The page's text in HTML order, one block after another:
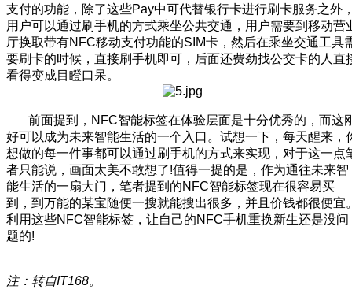
支付的功能，除了这些Pay中可代替银行卡进行刷卡服务之外
用户可以通过刷手机的方式乘坐公共交通，用户需要到移动营
厅换取带有NFC移动支付功能的SIM卡，然后在乘坐交通工具
要刷卡的时候，直接刷手机即可，后面还费劲找公交卡的人直
看得变成目瞪口呆。
前面提到，NFC智能标签在体验层面是十分优秀的，而这
好可以成为未来智能生活的一个入口。试想一下，每天醒来，
想做的每一件事都可以通过刷手机的方式来实现，对于这一点
者只能说，画面太美不敢想了!值得一提的是，作为通往未来智
能生活的一扇大门，笔者提到的NFC智能标签现在很容易买
到，到万能的某宝随便一搜就能搜出很多，并且价钱都很便宜
利用这些NFC智能标签，让自己的NFC手机重换新生还是没问
题的!
注：转自IT168。